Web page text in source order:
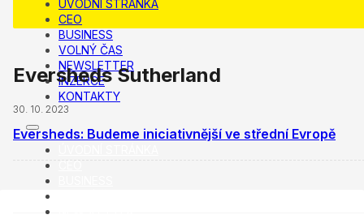
ÚVODNÍ STRÁNKA
CEO
BUSINESS
VOLNÝ ČAS
NEWSLETTER
INZERCE
KONTAKTY
CEO
Eversheds Sutherland
30. 10. 2023
Eversheds: Budeme iniciativnější ve střední Evropě